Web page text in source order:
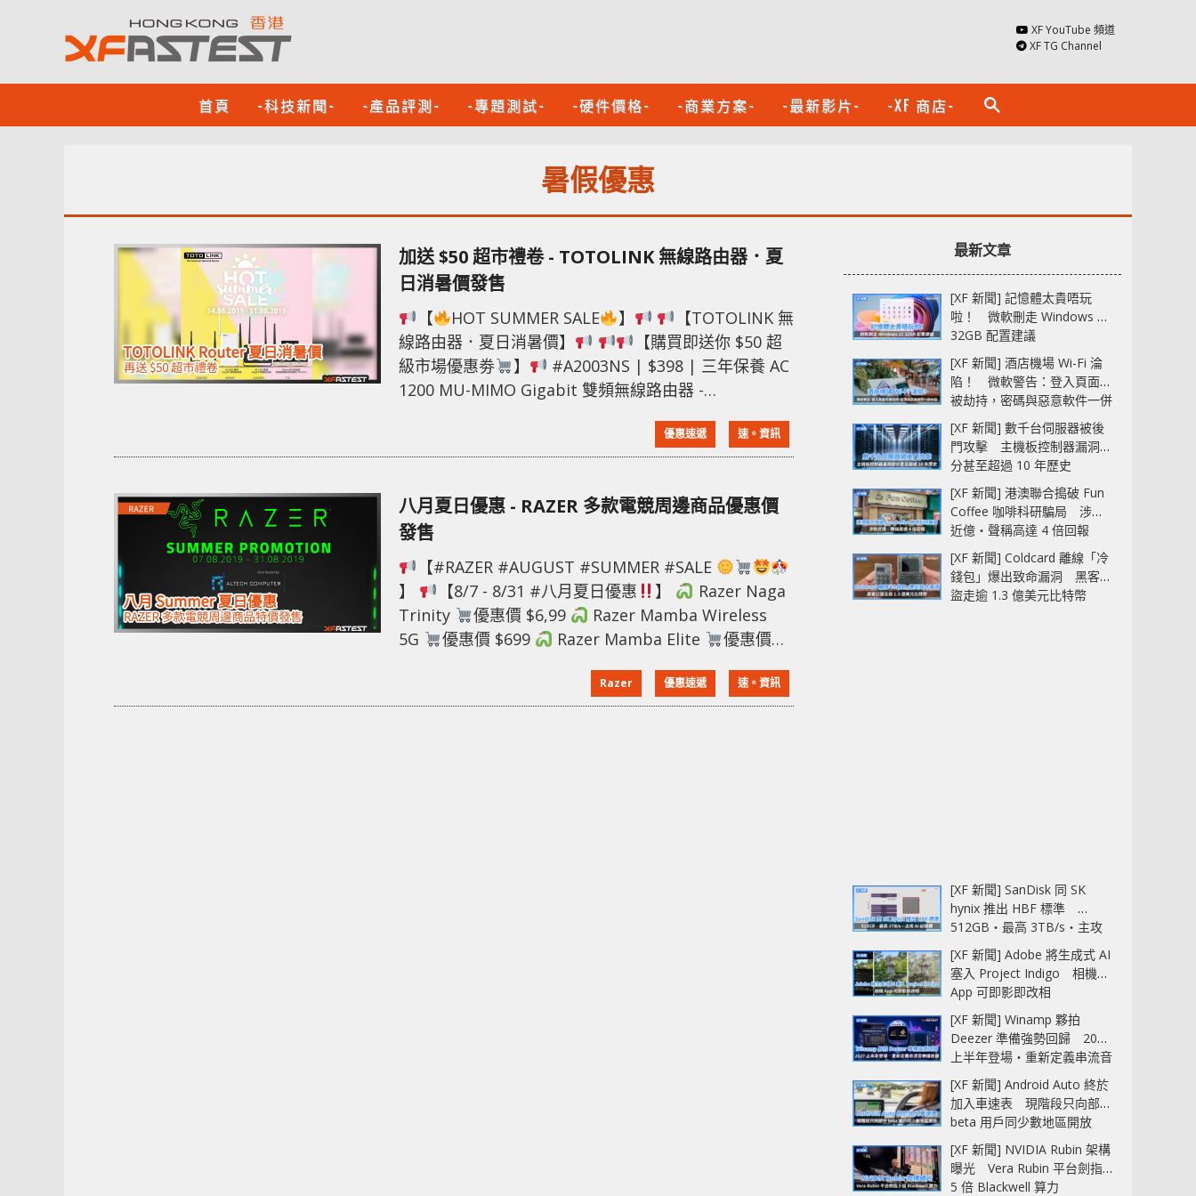
XF YouTube 頻道
XF TG Channel
首頁 -科技新聞- -產品評測- -專題測試- -硬件價格- -商業方案- -最新影片- -XF 商店- search
暑假優惠
加送 $50 超市禮卷 - TOTOLINK 無線路由器．夏
日消暑價發售
【 HOT SUMMER SALE 】
【TOTOLINK 無
線路由器．夏日消暑價】
【購買即送你 $50 超
級市場優惠劵
】
1200 MU-MIMO Gigabit 雙頻無線路由器 -
線路由器 - #A3000RU | $398 | 三年保養 AC 1200 MU-
MIMO 雙頻無線路由器 - #T10 | $1,
優惠速遞 速。資訊
八月夏日優惠 - RAZER 多款電競周邊商品優惠價
發售
【#RAZER #AUGUST #SUMMER #SALE
】
【8/7 - 8/31 #八月夏日優惠 】
Razer Naga
Trinity
優惠價 $6,99
Razer Mamba Wireless
5G
優惠價 $699 Razer Mamba Elite
優惠價
優惠價 $399 Razer Ath
Razer 優惠速遞 速。資訊
最新文章
[XF 新聞] 記憶體太貴唔玩
啦！ 微軟刪走 Windows 11
32GB 配置建議
[XF 新聞] 酒店機場 Wi-Fi 淪
陷！ 微軟警告：登入頁面可
被劫持，密碼與惡意軟件一併
中招
[XF 新聞] 數千台伺服器被後
門攻擊 主機板控制器漏洞部
分甚至超過 10 年歷史
[XF 新聞] 港澳聯合搗破 Fun
Coffee 咖啡科研騙局 涉款
近億‧聲稱高達 4 倍回報
[XF 新聞] Coldcard 離線「冷
錢包」爆出致命漏洞 黑客已
盜走逾 1.3 億美元比特幣
[XF 新聞] SanDisk 同 SK
hynix 推出 HBF 標準
512GB‧最高 3TB/s‧主攻
AI 記憶體
[XF 新聞] Adobe 將生成式 AI
塞入 Project Indigo 相機
App 可即影即改相
[XF 新聞] Winamp 夥拍
Deezer 準備強勢回歸 2027
上半年登場‧重新定義串流音
樂播放器
[XF 新聞] Android Auto 終於
加入車速表 現階段只向部分
beta 用戶同少數地區開放
[XF 新聞] NVIDIA Rubin 架構
曝光 Vera Rubin 平台劍指
5 倍 Blackwell 算力